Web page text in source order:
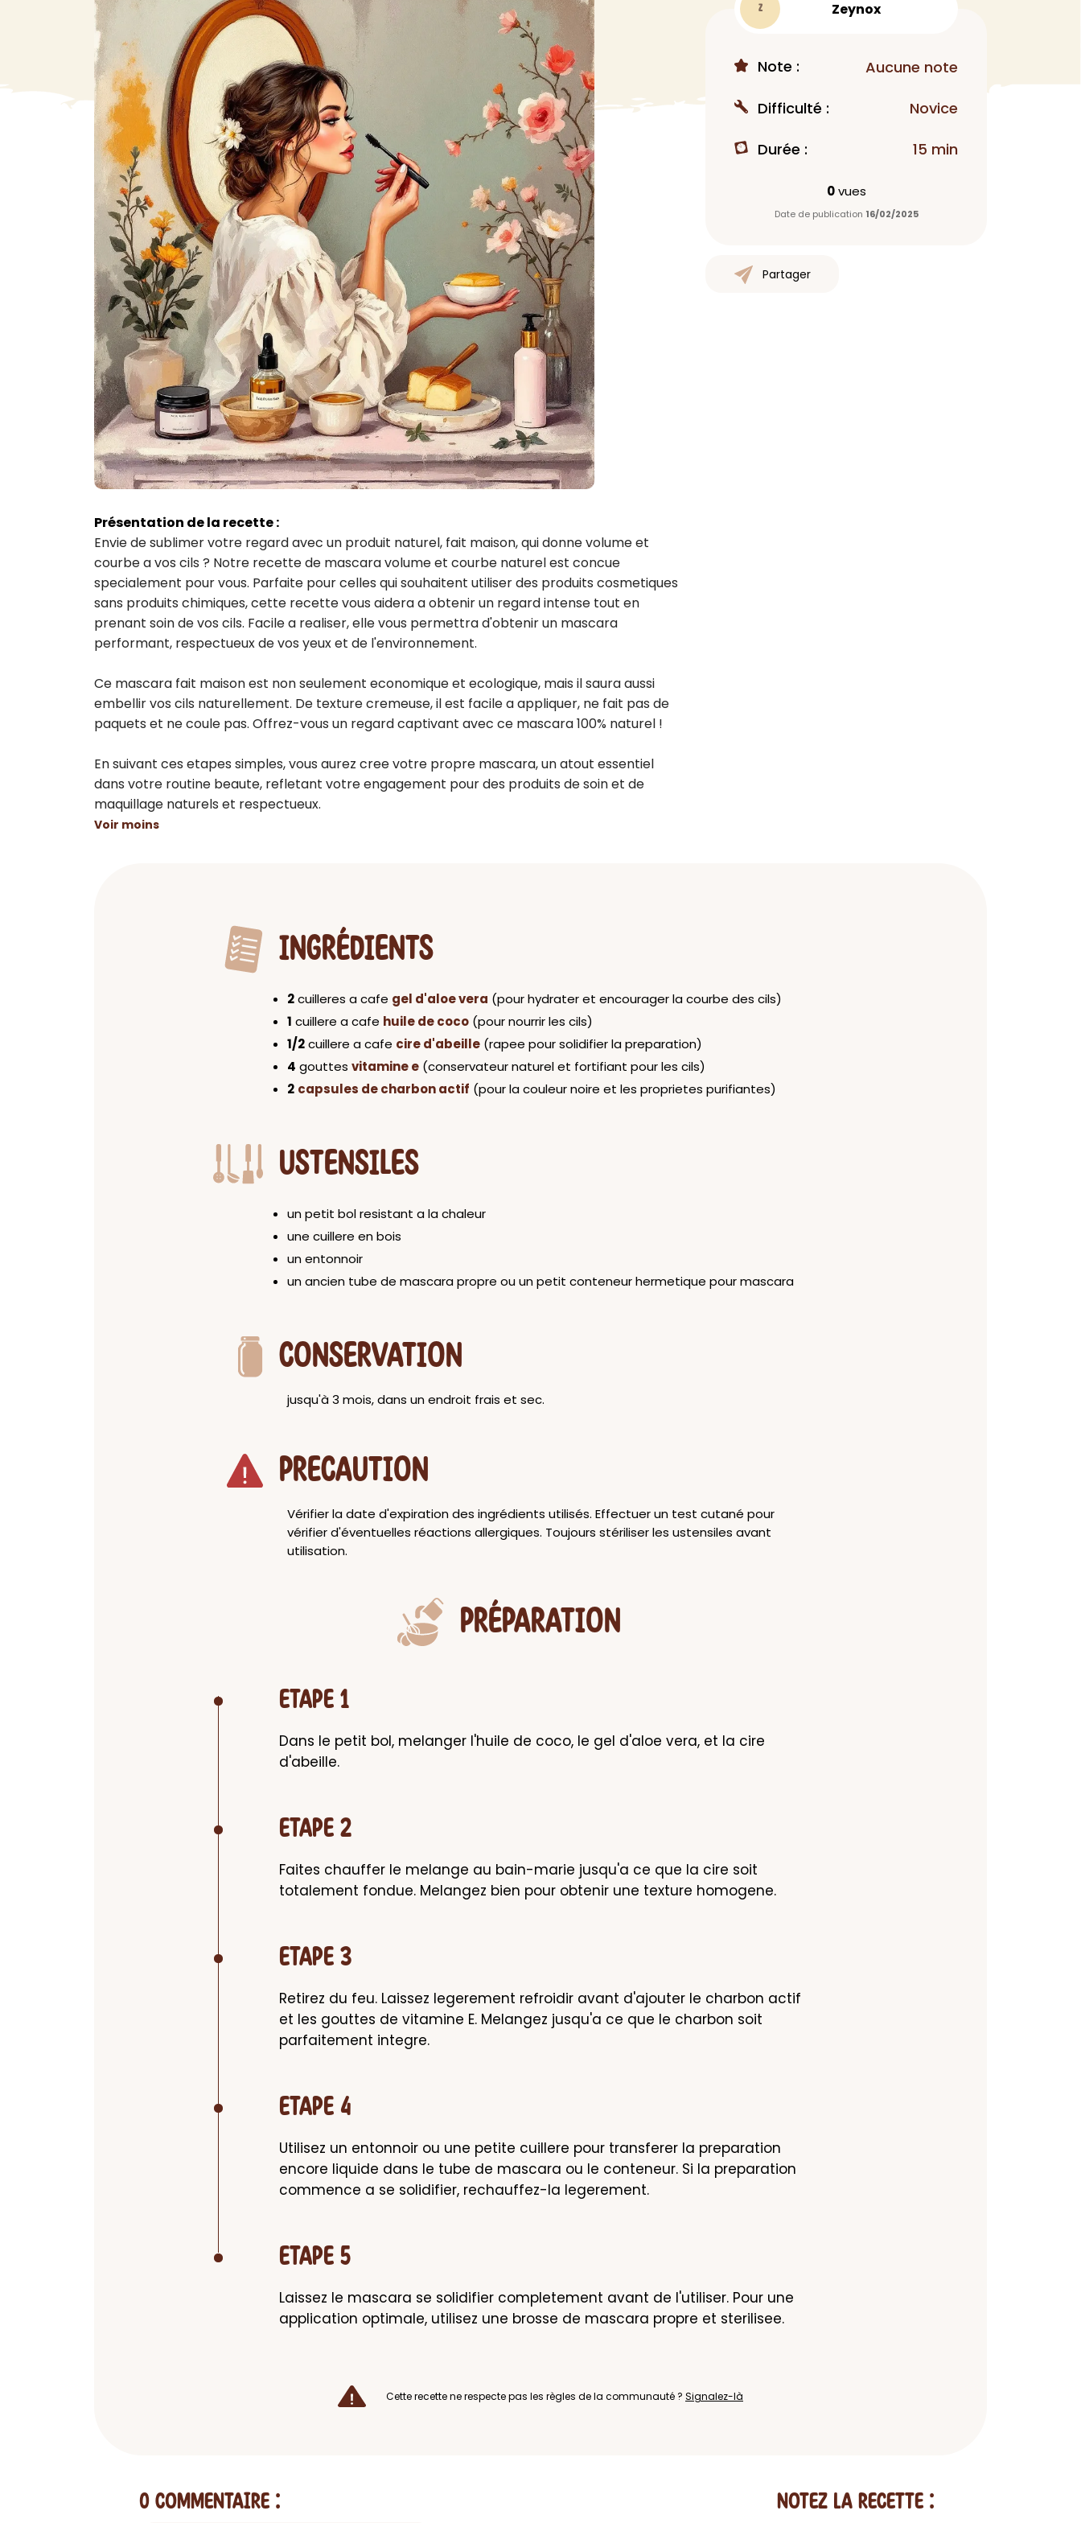
VAISELLE
Liquide Vaiselle
Entretien Lave Vaiselle
Autre
> Voir tout
DIVERS
Spécial Covid
Automobile
Insecticide
Objet
> Voir tout
BAIN ET DOUCHE
Gel douche
Huile de bain
Pain moussant
Bombe de bain
Autre
> Voir tout
Spray corporel
MAQUILLAGE
Rouge à lèvres
Démaquillant
Yeux
Poudre visage
Highlighter
Mascara
> Voir tout
Présentation de la recette :
Envie de sublimer votre regard avec un produit naturel, fait maison, qui donne volume et
courbe a vos cils ? Notre recette de mascara volume et courbe naturel est concue
specialement pour vous. Parfaite pour celles qui souhaitent utiliser des produits cosmetiques
sans produits chimiques, cette recette vous aidera a obtenir un regard intense tout en
prenant soin de vos cils. Facile a realiser, elle vous permettra d'obtenir un mascara
performant, respectueux de vos yeux et de l'environnement.
Ce mascara fait maison est non seulement economique et ecologique, mais il saura aussi
embellir vos cils naturellement. De texture cremeuse, il est facile a appliquer, ne fait pas de
paquets et ne coule pas. Offrez-vous un regard captivant avec ce mascara 100% naturel !
En suivant ces etapes simples, vous aurez cree votre propre mascara, un atout essentiel
dans votre routine beaute, refletant votre engagement pour des produits de soin et de
maquillage naturels et respectueux.
Voir moins
Z Zeynox
Note : Aucune note
Difficulté : Novice
Durée : 15 min
0vues
Date de publication 16/02/2025
Partager
INGRÉDIENTS
2cuilleres a cafe gel d'aloe vera (pour hydrater et encourager la courbe des cils)
1 cuillere a cafe huile de coco (pour nourrir les cils)
1/2cuillere a cafe cire d'abeille (rapee pour solidifier la preparation)
4 gouttes vitamine e (conservateur naturel et fortifiant pour les cils)
2 capsules de charbon actif (pour la couleur noire et les proprietes purifiantes)
USTENSILES
un petit bol resistant a la chaleur
une cuillere en bois
un entonnoir
un ancien tube de mascara propre ou un petit conteneur hermetique pour mascara
CONSERVATION
jusqu'à 3 mois, dans un endroit frais et sec.
PRECAUTION
Vérifier la date d'expiration des ingrédients utilisés. Effectuer un test cutané pour
vérifier d'éventuelles réactions allergiques. Toujours stériliser les ustensiles avant
utilisation.
PRÉPARATION
ETAPE 1
Dans le petit bol, melanger l'huile de coco, le gel d'aloe vera, et la cire
d'abeille.
ETAPE 2
Faites chauffer le melange au bain-marie jusqu'a ce que la cire soit
totalement fondue. Melangez bien pour obtenir une texture homogene.
ETAPE 3
Retirez du feu. Laissez legerement refroidir avant d'ajouter le charbon actif
et les gouttes de vitamine E. Melangez jusqu'a ce que le charbon soit
parfaitement integre.
ETAPE 4
Utilisez un entonnoir ou une petite cuillere pour transferer la preparation
encore liquide dans le tube de mascara ou le conteneur. Si la preparation
commence a se solidifier, rechauffez-la legerement.
ETAPE 5
Laissez le mascara se solidifier completement avant de l'utiliser. Pour une
application optimale, utilisez une brosse de mascara propre et sterilisee.
Cette recette ne respecte pas les règles de la communauté ? Signalez-là
0 Commentaire : Notez la recette :